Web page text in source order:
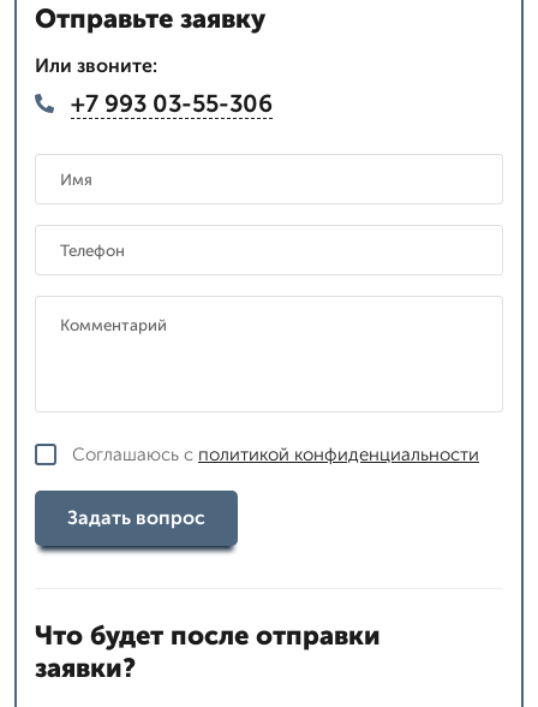
Отправьте заявку
Или звоните:
+7 993 03-55-306
Соглашаюсь с политикой конфиденциальности
Задать вопрос
Что будет после отправки
заявки?